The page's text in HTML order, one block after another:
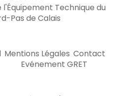
Technique du
Pas de Calais
Mentions Légales Contact
Evénement GRET